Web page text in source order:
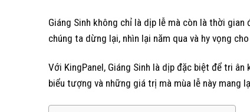
Giáng Sinh không chỉ là dịp lễ mà còn là thời
chúng ta dừng lại, nhìn lại năm qua và hy vọng
Với KingPanel, Giáng Sinh là dịp đặc biệt để tri
biểu tượng và những giá trị mà mùa lễ này mang